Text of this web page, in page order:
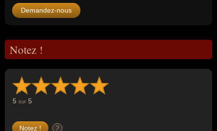
Demandez-nous
Notez !
5 sur 5
?